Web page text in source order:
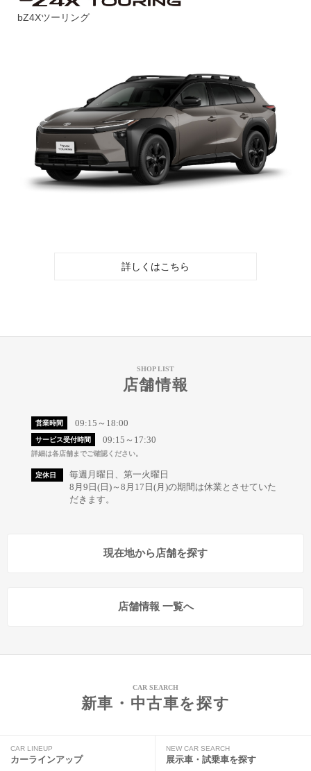
bZ4Xツーリング
詳しくはこちら
SHOP LIST
店舗情報
営業時間 09:15～18:00
サービス受付時間 09:15～17:30
詳細は各店舗までご確認ください。
定休日
毎週月曜日、第一火曜日
8月9日(日)～8月17日(月)の期間は休業とさせていた
だきます。
現在地から店舗を探す
店舗情報 一覧へ
CAR SEARCH
新車・中古車を探す
CAR LINEUP
カーラインアップ
NEW CAR SEARCH
展示車・試乗車を探す